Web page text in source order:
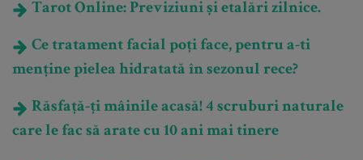
Tarot Online: Previziuni și etalări zilnice.
Ce tratament facial poți face, pentru a-ti
menține pielea hidratată în sezonul rece?
Răsfață-ți mâinile acasă! 4 scruburi naturale
care le fac să arate cu 10 ani mai tinere